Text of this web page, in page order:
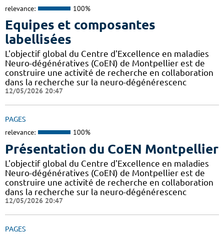
relevance: 100%
Equipes et composantes
labellisées
L'objectif global du Centre d'Excellence en maladies
Neuro-dégénératives (CoEN) de Montpellier est de
construire une activité de recherche en collaboration
dans la recherche sur la neuro-dégénérescenc
12/05/2026 20:47
PAGES
relevance: 100%
Présentation du CoEN Montpellier
L'objectif global du Centre d'Excellence en maladies
Neuro-dégénératives (CoEN) de Montpellier est de
construire une activité de recherche en collaboration
dans la recherche sur la neuro-dégénérescenc
12/05/2026 20:47
PAGES